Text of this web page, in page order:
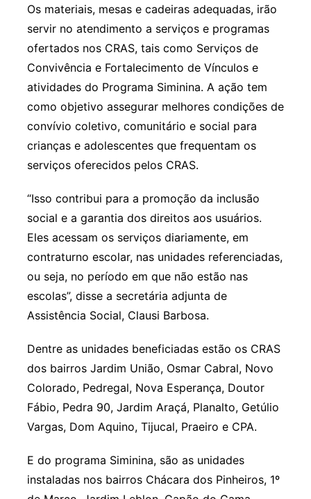
Os materiais, mesas e cadeiras adequadas, irão
servir no atendimento a serviços e programas
ofertados nos CRAS, tais como Serviços de
Convivência e Fortalecimento de Vínculos e
atividades do Programa Siminina. A ação tem
como objetivo assegurar melhores condições de
convívio coletivo, comunitário e social para
crianças e adolescentes que frequentam os
serviços oferecidos pelos CRAS.
“Isso contribui para a promoção da inclusão
social e a garantia dos direitos aos usuários.
Eles acessam os serviços diariamente, em
contraturno escolar, nas unidades referenciadas,
ou seja, no período em que não estão nas
escolas”, disse a secretária adjunta de
Assistência Social, Clausi Barbosa.
Dentre as unidades beneficiadas estão os CRAS
dos bairros Jardim União, Osmar Cabral, Novo
Colorado, Pedregal, Nova Esperança, Doutor
Fábio, Pedra 90, Jardim Araçá, Planalto, Getúlio
Vargas, Dom Aquino, Tijucal, Praeiro e CPA.
E do programa Siminina, são as unidades
instaladas nos bairros Chácara dos Pinheiros, 1º